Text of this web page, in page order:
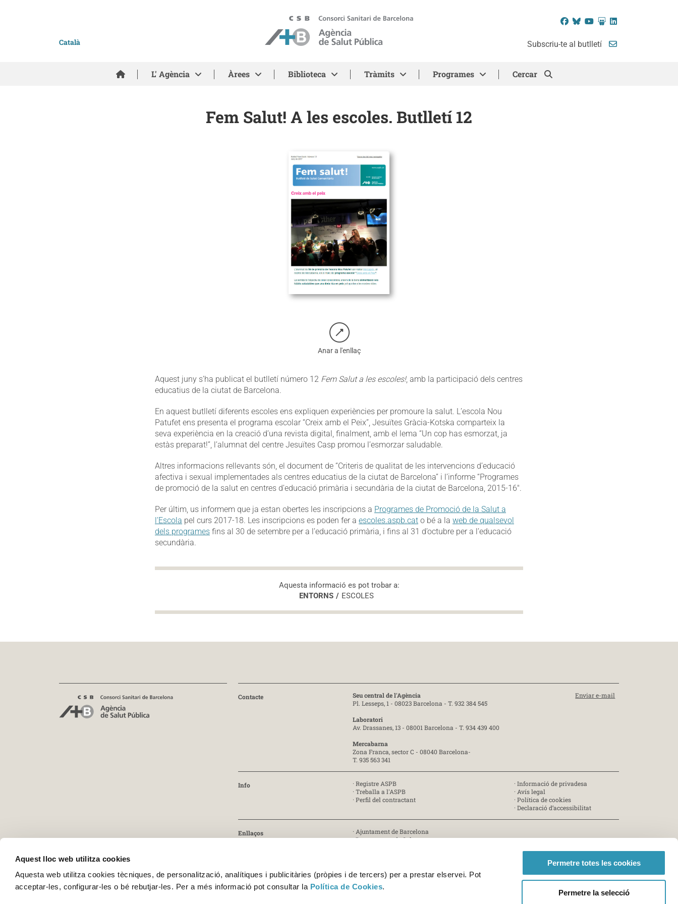
Aquest lloc web utilitza cookies
Aquesta web utilitza cookies tècniques, de personalització, analítiques i publicitàries (pròpies i de tercers) per a prestar elservei. Pot
acceptar-les, configurar-les o bé rebutjar-les. Per a més informació pot consultar la Política de Cookies.
Permetre totes les cookies
Permetre la selecció
Català
ASPB - Agència de Salut Pública de Barcelona Facebook
BlueskyYouTube
SlideShare
LinkedIn
Subscriu-te al butlletí
Inici L' Agència Àrees Biblioteca Tràmits Programes Cercar
Fem Salut! A les escoles. Butlletí 12
Anar a l'enllaç
Aquest juny s’ha publicat el butlletí número 12 Fem Salut a les escoles!, amb la participació dels centres
educatius de la ciutat de Barcelona.
En aquest butlletí diferents escoles ens expliquen experiències per promoure la salut. L’escola Nou
Patufet ens presenta el programa escolar “Creix amb el Peix”, Jesuïtes Gràcia-Kotska comparteix la
seva experiència en la creació d’una revista digital, finalment, amb el lema “Un cop has esmorzat, ja
estàs preparat!”, l’alumnat del centre Jesuïtes Casp promou l’esmorzar saludable.
Altres informacions rellevants són, el document de “Criteris de qualitat de les intervencions d’educació
afectiva i sexual implementades als centres educatius de la ciutat de Barcelona” i l’informe “Programes
de promoció de la salut en centres d’educació primària i secundària de la ciutat de Barcelona, 2015-16″.
Per últim, us informem que ja estan obertes les inscripcions a Programes de Promoció de la Salut a
l’Escola pel curs 2017-18. Les inscripcions es poden fer a escoles.aspb.cat o bé a la web de qualsevol
dels programes fins al 30 de setembre per a l’educació primària, i fins al 31 d’octubre per a l’educació
secundària.
Aquesta informació es pot trobar a:
ENTORNS
ESCOLES
Contacte
Seu central de l'Agència
Pl. Lesseps, 1 - 08023 Barcelona - T. 932 384 545
Laboratori
Av. Drassanes, 13 - 08001 Barcelona - T. 934 439 400
Mercabarna
Zona Franca, sector C - 08040 Barcelona-
T. 935 563 341
Enviar e-mail
Info · Registre ASPB
· Treballa a l'ASPB
· Perfil del contractant
· Informació de privadesa
· Avís legal
· Política de cookies
· Declaració d’accessibilitat
Enllaços · Ajuntament de Barcelona
·Departament de Salut
Certificat
· Certificat ISO 9001:2015 [PDF]
· Certificat ISO 45001:2018 [PDF]
· Certificats UNE-EN ISO/IEC 17025